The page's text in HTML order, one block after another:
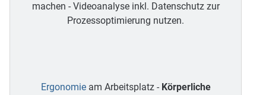
machen - Videoanalyse inkl. Datenschutz zur
Prozessoptimierung nutzen.
Ergonomieam Arbeitsplatz - Körperliche